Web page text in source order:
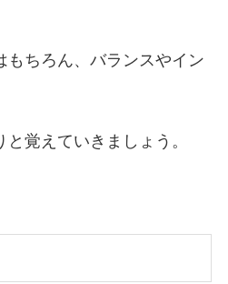
もちろん、バランスやイン
覚えていきましょう。